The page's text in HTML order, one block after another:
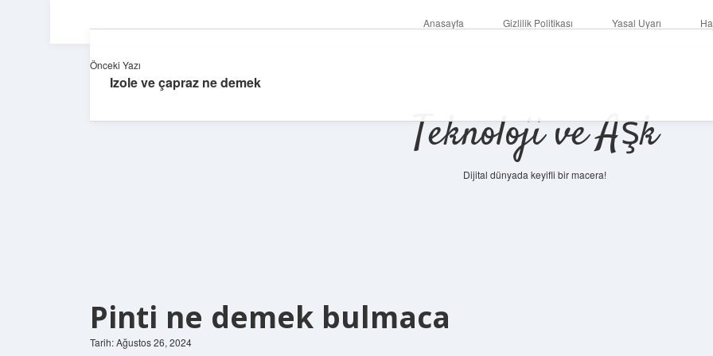
Anasayfa Gizlilik Politikası Yasal Uyarı
Teknoloji ve Aşk
Dijital dünyada keyifli bir macera!
Pinti ne demek bulmaca
Tarih: Ağustos 26, 2024
Önceki Yazı
Izole ve çapraz ne demek